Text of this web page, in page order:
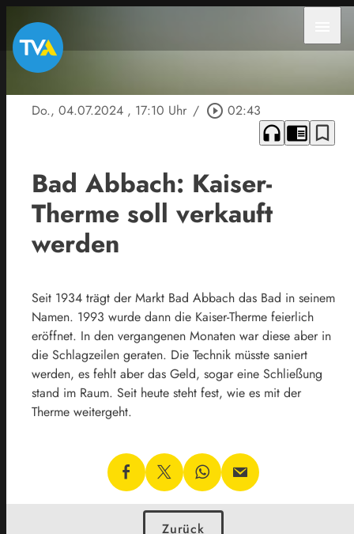
Do., 04.07.2024 , 17:10 Uhr / play_circle_outline 02:43
headphones chrome_reader_mode bookmark_border
Bad Abbach: Kaiser-
Therme soll verkauft
werden
Seit 1934 trägt der Markt Bad Abbach das Bad in seinem
Namen. 1993 wurde dann die Kaiser-Therme feierlich
eröffnet. In den vergangenen Monaten war diese aber in
die Schlagzeilen geraten. Die Technik müsste saniert
werden, es fehlt aber das Geld, sogar eine Schließung
stand im Raum. Seit heute steht fest, wie es mit der
Therme weitergeht.
Zurück